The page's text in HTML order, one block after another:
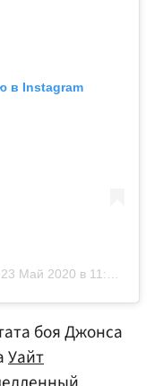
в Instagram
23 Май 2020 в 11:46 PDT
боя Джонса
Уайт